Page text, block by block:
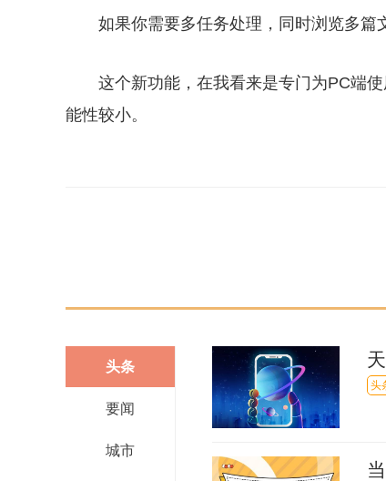
如果你需要多任务处理，同时浏览多篇
这个新功能，在我看来是专门为PC端
能性较小。
头条
要闻
城市
头